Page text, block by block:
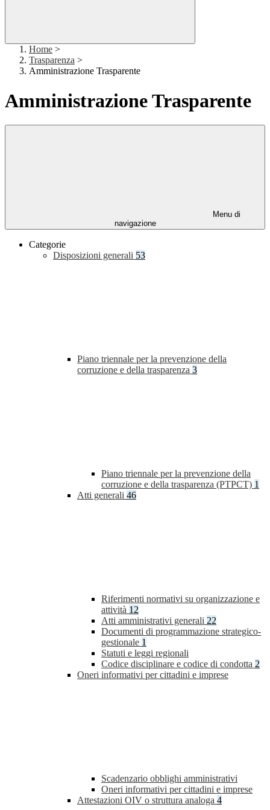
Home >
Trasparenza >
Amministrazione Trasparente
Amministrazione Trasparente
Menu di
navigazione
Categorie
Disposizioni generali 53
Piano triennale per la prevenzione della
corruzione e della trasparenza 3
Piano triennale per la prevenzione della
corruzione e della trasparenza (PTPCT) 1
Atti generali 46
Riferimenti normativi su organizzazione e
attività 12
Atti amministrativi generali 22
Documenti di programmazione strategico-
gestionale 1
Statuti e leggi regionali
Codice disciplinare e codice di condotta 2
Oneri informativi per cittadini e imprese
Scadenzario obblighi amministrativi
Oneri informativi per cittadini e imprese
Attestazioni OIV o struttura analoga 4